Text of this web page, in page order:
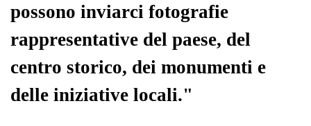
possono inviarci fotografie
rappresentative del paese, del
centro storico, dei monumenti e
delle iniziative locali."